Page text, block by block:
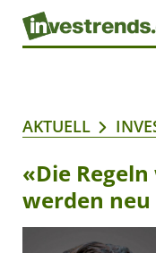
AKTUELL
«Die
werden neu